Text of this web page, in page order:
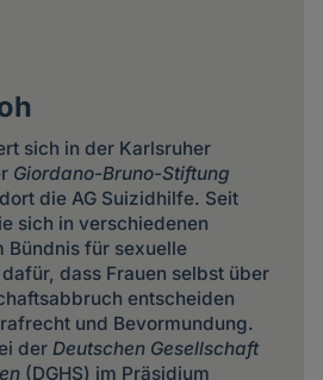
sich in der Karlsruher
Giordano-Bruno-Stiftung
die AG Suizidhilfe. Seit
sich in verschiedenen
Bündnis für sexuelle
dass Frauen selbst über
entscheiden
und Bevormundung.
der Deutschen Gesellschaft
(DGHS) im Präsidium